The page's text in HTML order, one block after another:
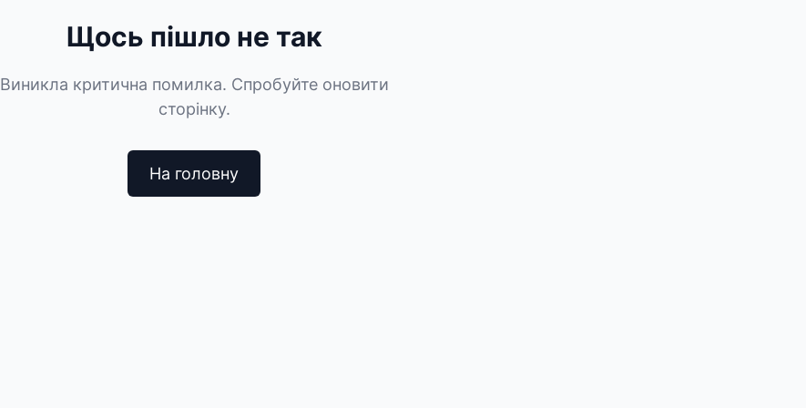
Щось пішло не так
Виникла критична помилка. Спробуйте оновити
сторінку.
На головну